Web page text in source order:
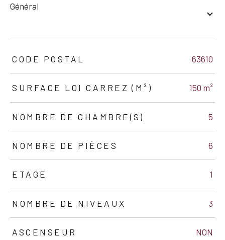
général
TRAD_ZEPHYR_Caracteristique TRAD_ZEPHYR_Valeurs
CODE POSTAL 63610
SURFACE LOI CARREZ (M²) 150 m²
NOMBRE DE CHAMBRE(S) 5
NOMBRE DE PIÈCES 6
ETAGE 1
NOMBRE DE NIVEAUX 3
ASCENSEUR NON